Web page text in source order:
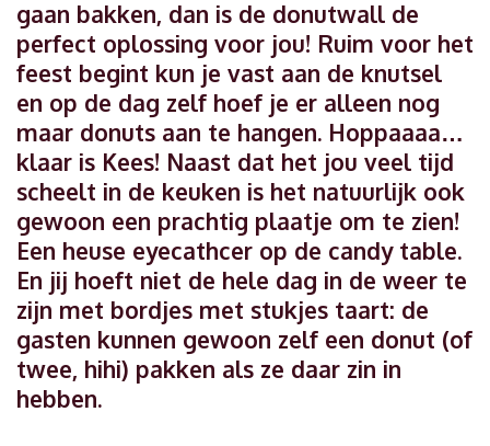
gaan bakken, dan is de donutwall de
perfect oplossing voor jou! Ruim voor het
feest begint kun je vast aan de knutsel
en op de dag zelf hoef je er alleen nog
maar donuts aan te hangen. Hoppaaaa…
klaar is Kees! Naast dat het jou veel tijd
scheelt in de keuken is het natuurlijk ook
gewoon een prachtig plaatje om te zien!
Een heuse eyecathcer op de candy table.
En jij hoeft niet de hele dag in de weer te
zijn met bordjes met stukjes taart: de
gasten kunnen gewoon zelf een donut (of
twee, hihi) pakken als ze daar zin in
hebben.